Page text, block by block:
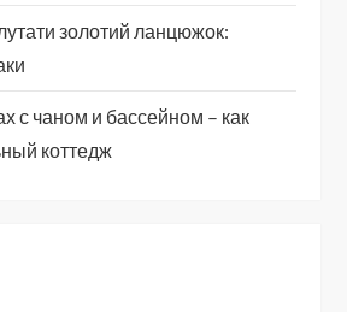
золотий ланцюжок:
с чаном и бассейном – как
коттедж